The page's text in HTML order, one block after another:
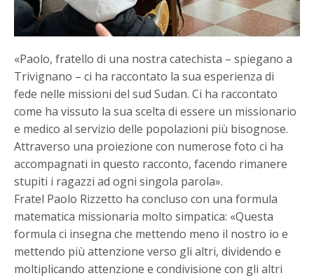
«Paolo, fratello di una nostra catechista – spiegano a
Trivignano – ci ha raccontato la sua esperienza di
fede nelle missioni del sud Sudan. Ci ha raccontato
come ha vissuto la sua scelta di essere un missionario
e medico al servizio delle popolazioni più bisognose.
Attraverso una proiezione con numerose foto ci ha
accompagnati in questo racconto, facendo rimanere
stupiti i ragazzi ad ogni singola parola».
Fratel Paolo Rizzetto ha concluso con una formula
matematica missionaria molto simpatica: «Questa
formula ci insegna che mettendo meno il nostro io e
mettendo più attenzione verso gli altri, dividendo e
moltiplicando attenzione e condivisione con gli altri